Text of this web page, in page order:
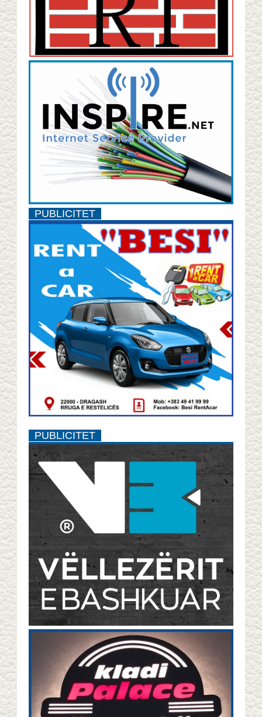
PUBLICITET
PUBLICITET